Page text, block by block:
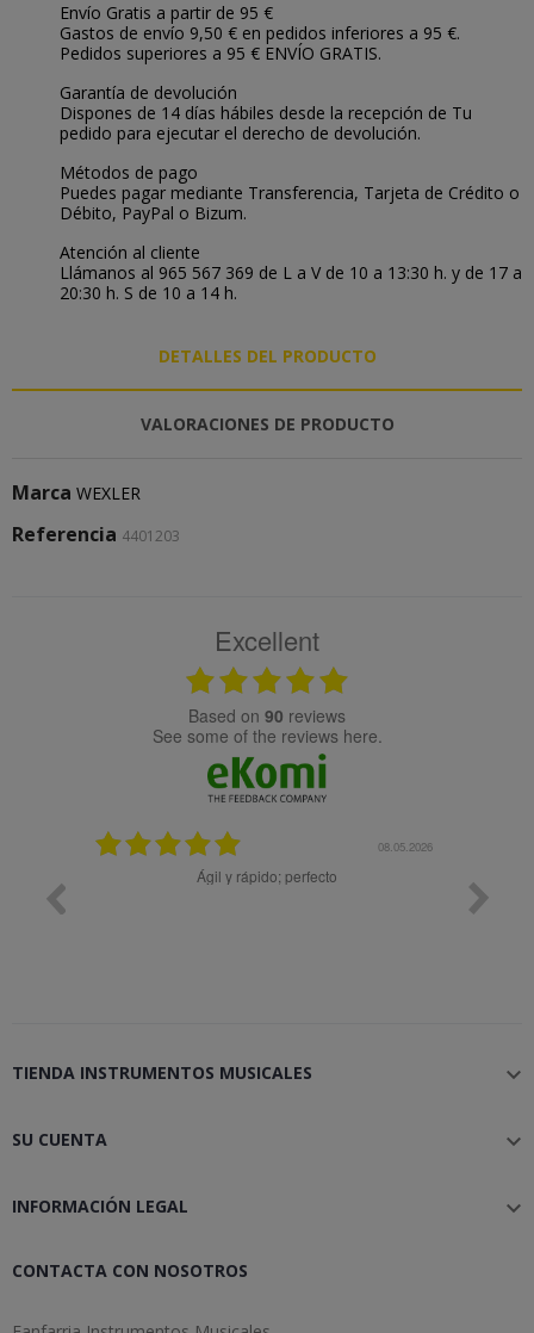
Envío Gratis a partir de 95 €
Gastos de envío 9,50 € en pedidos inferiores a 95 €.
Pedidos superiores a 95 € ENVÍO GRATIS.
Garantía de devolución
Dispones de 14 días hábiles desde la recepción de Tu
pedido para ejecutar el derecho de devolución.
Métodos de pago
Puedes pagar mediante Transferencia, Tarjeta de Crédito o
Débito, PayPal o Bizum.
Atención al cliente
Llámanos al 965 567 369 de L a V de 10 a 13:30 h. y de 17 a
20:30 h. S de 10 a 14 h.
DETALLES DEL PRODUCTO
VALORACIONES DE PRODUCTO
Marca WEXLER
Referencia 4401203
Excellent
based on 90 reviews
see some of the reviews here.
08.05.2026
Ágil y rápido; perfecto
TIENDA INSTRUMENTOS MUSICALES 
SU CUENTA 
INFORMACIÓN LEGAL 
CONTACTA CON NOSOTROS